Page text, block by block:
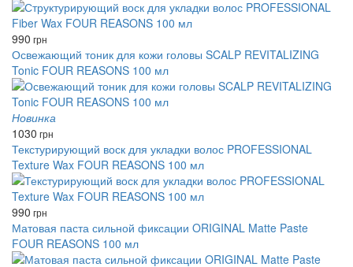
990 грн
Освежающий тоник для кожи головы SCALP REVITALIZING
Tonic FOUR REASONS 100 мл
Новинка
1030 грн
Текстурирующий воск для укладки волос PROFESSIONAL
Texture Wax FOUR REASONS 100 мл
990 грн
Матовая паста сильной фиксации ORIGINAL Matte Paste
FOUR REASONS 100 мл